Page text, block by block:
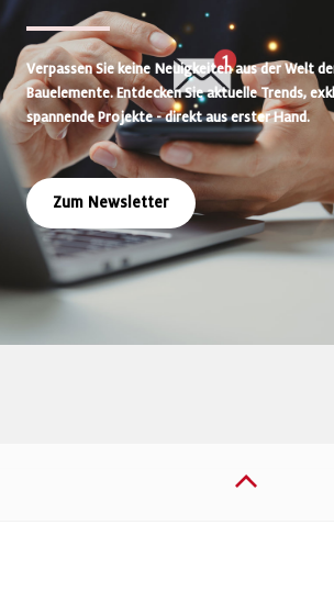
Verpassen Sie keine Neuigkeiten aus der Welt
Bauelemente. Entdecken Sie aktuelle Trends,
spannende Projekte - direkt aus erster Hand.
Zum Newsletter